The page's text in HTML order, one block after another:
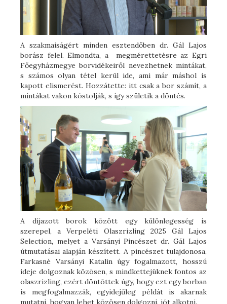
A szakmaiságért minden esztendőben dr. Gál Lajos
borász felel. Elmondta, a megmérettetésre az Egri
Főegyházmegye borvidékeiről nevezhetnek mintákat,
s számos olyan tétel kerül ide, ami már máshol is
kapott elismerést. Hozzátette: itt csak a bor számít, a
mintákat vakon kóstolják, s így születik a döntés.
A díjazott borok között egy különlegesség is
szerepel, a Verpeléti Olaszrizling 2025 Gál Lajos
Selection, melyet a Varsányi Pincészet dr. Gál Lajos
útmutatásai alapján készített. A pincészet tulajdonosa,
Farkasné Varsányi Katalin úgy fogalmazott, hosszú
ideje dolgoznak közösen, s mindkettejüknek fontos az
olaszrizling, ezért döntöttek úgy, hogy ezt egy borban
is megfogalmazzák, egyidejűleg példát is akarnak
mutatni, hogyan lehet közösen dolgozni, jót alkotni.